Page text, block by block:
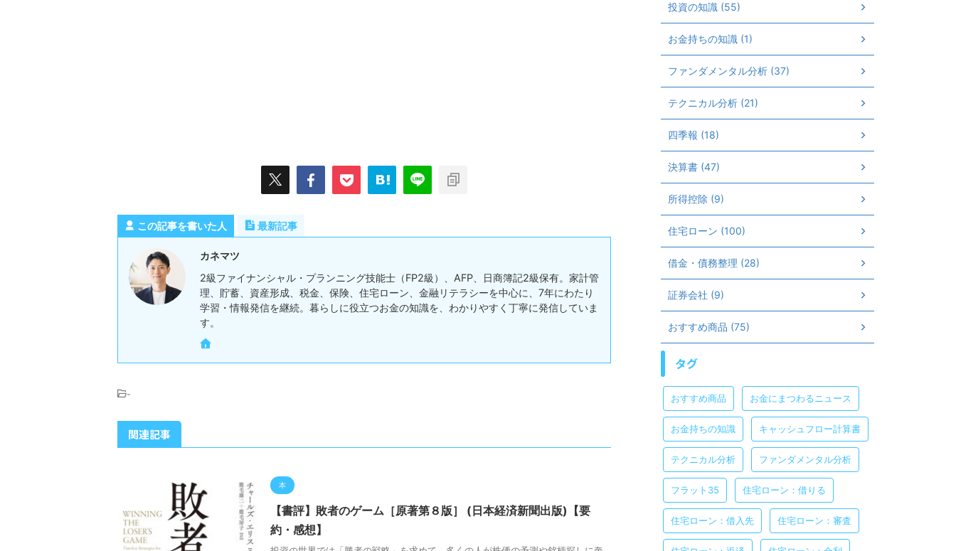
この記事を書いた人 最新記事
カネマツ
2級ファイナンシャル・プランニング技能士（FP2級）、AFP、日商簿記2級保有。家計管
理、貯蓄、資産形成、税金、保険、住宅ローン、金融リテラシーを中心に、7年にわたり
学習・情報発信を継続。暮らしに役立つお金の知識を、わかりやすく丁寧に発信していま
す。
-
関連記事
本
【書評】敗者のゲーム［原著第８版］ (日本経済新聞出版)【要
約・感想】
投資の知識 (55)
お金持ちの知識 (1)
ファンダメンタル分析 (37)
テクニカル分析 (21)
四季報 (18)
決算書 (47)
所得控除 (9)
住宅ローン (100)
借金・債務整理 (28)
証券会社 (9)
おすすめ商品 (75)
タグ
おすすめ商品 お金にまつわるニュース
お金持ちの知識 キャッシュフロー計算書
テクニカル分析 ファンダメンタル分析
フラット35 住宅ローン：借りる
住宅ローン：借入先 住宅ローン：審査